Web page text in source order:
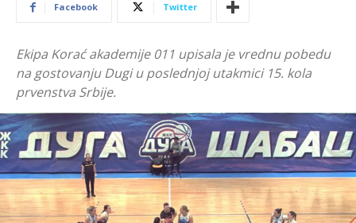
Facebook Twitter
Ekipa Korać akademije 011 upisala je vrednu pobedu
na gostovanju Dugi u poslednjoj utakmici 15. kola
prvenstva Srbije.